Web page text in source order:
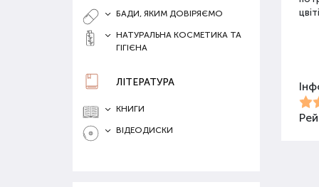
БАДИ, ЯКИМ ДОВІРЯЄМО
НАТУРАЛЬНА КОСМЕТИКА ТА
ГІГІЄНА
ЛІТЕРАТУРА
КНИГИ
ВІДЕОДИСКИ
Для